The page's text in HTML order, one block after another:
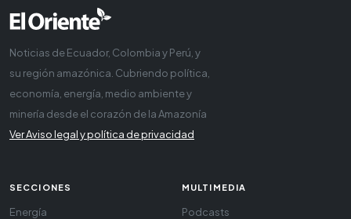
Noticias de Ecuador, Colombia y Perú, y
su región amazónica. Cubriendo política,
economía, energía, medio ambiente y
minería desde el corazón de la Amazonía
Ver Aviso legal y política de privacidad
SECCIONES
Energía
MULTIMEDIA
Podcasts